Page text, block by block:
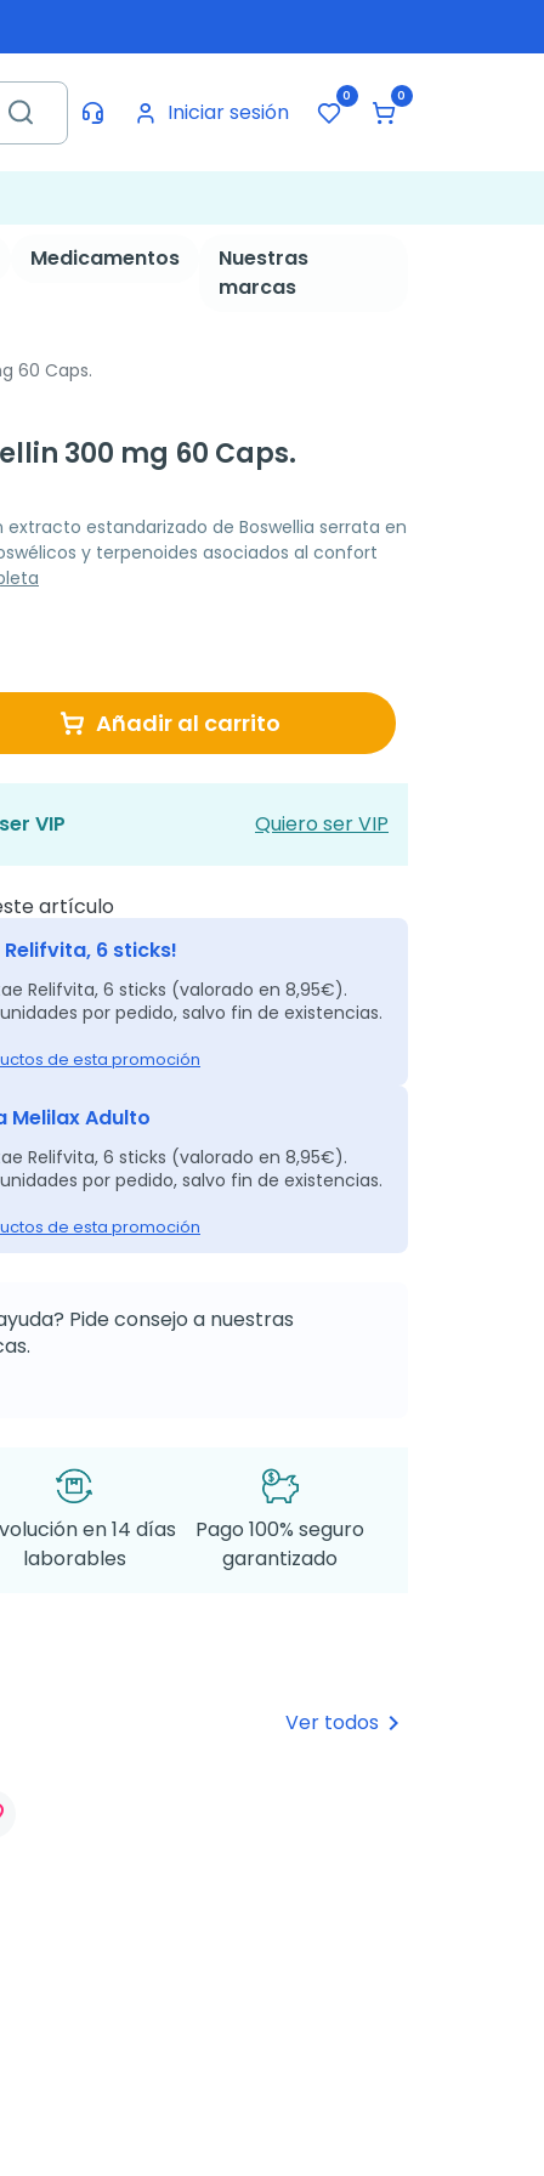
Iniciar sesión
0 0
Medicamentos
Nuestras
marcas
60 Caps.
300 mg 60 Caps.
estandarizado de Boswellia serrata en
y terpenoides asociados al confort
Añadir al carrito
VIP Quiero ser VIP
artículo
Relifvita, 6 sticks!
Relifvita, 6 sticks (valorado en 8,95€).
por pedido, salvo fin de existencias.
de esta promoción
Melilax Adulto
Relifvita, 6 sticks (valorado en 8,95€).
por pedido, salvo fin de existencias.
de esta promoción
Pide consejo a nuestras
en 14 días
laborables
Pago 100% seguro
garantizado
Ver todos keyboard_arrow_right